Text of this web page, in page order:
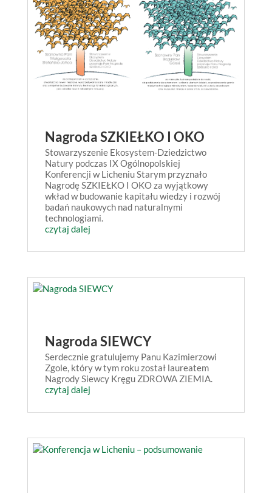
Nagroda SZKIEŁKO I OKO
Stowarzyszenie Ekosystem-Dziedzictwo
Natury podczas IX Ogólnopolskiej
Konferencji w Licheniu Starym przyznało
Nagrodę SZKIEŁKO I OKO za wyjątkowy
wkład w budowanie kapitału wiedzy i rozwój
badań naukowych nad naturalnymi
technologiami.
czytaj dalej
Nagroda SIEWCY
Serdecznie gratulujemy Panu Kazimierzowi
Zgole, który w tym roku został laureatem
Nagrody Siewcy Kręgu ZDROWA ZIEMIA.
czytaj dalej